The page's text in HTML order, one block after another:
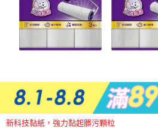
新科技黏紙，強力黏起髒污顆粒